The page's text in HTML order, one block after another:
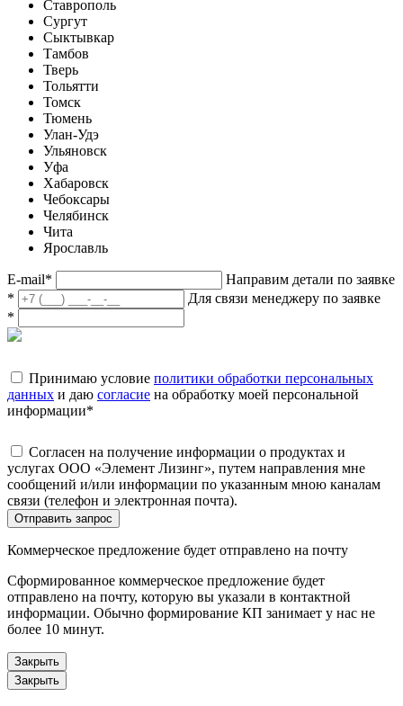
Ставрополь
Сургут
Сыктывкар
Тамбов
Тверь
Тольятти
Томск
Тюмень
Улан-Удэ
Ульяновск
Уфа
Хабаровск
Чебоксары
Челябинск
Чита
Ярославль
E-mail*
Направим детали по заявке
*
Для связи менеджеру по заявке
*
Принимаю условие политики обработки персональных
данных и даю согласие на обработку моей персональной
информации*
Согласен на получение информации о продуктах и
услугах ООО «Элемент Лизинг», путем направления мне
сообщений и/или информации по указанным мною каналам
связи (телефон и электронная почта).
Отправить запрос
Коммерческое предложение будет отправлено на почту
Сформированное коммерческое предложение будет
отправлено на почту, которую вы указали в контактной
информации. Обычно формирование КП занимает у нас не
более 10 минут.
Закрыть
Закрыть